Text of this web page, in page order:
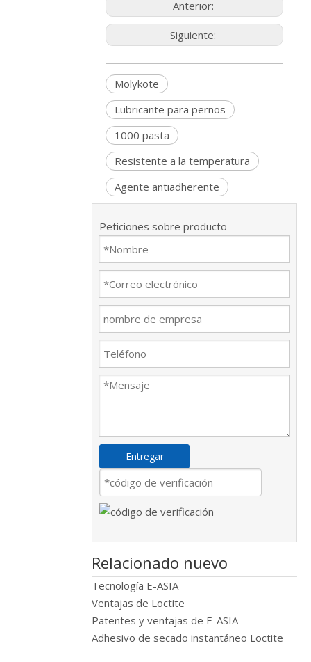
Anterior:
Siguiente:
Molykote
Lubricante para pernos
1000 pasta
Resistente a la temperatura
Agente antiadherente
Peticiones sobre producto
Entregar
Relacionado nuevo
Tecnología E-ASIA
Ventajas de Loctite
Patentes y ventajas de E-ASIA
Adhesivo de secado instantáneo Loctite